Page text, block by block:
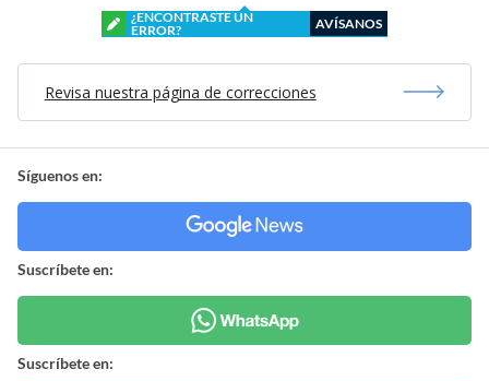
¿ENCONTRASTE UN
ERROR?
AVÍSANOS
Revisa nuestra página de correcciones
Síguenos en:
Suscríbete en:
Suscríbete en: